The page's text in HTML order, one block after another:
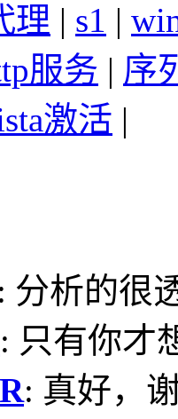
理 | s1 |
服务 | 序
激活 |
: 分析的很
: 只有你才
: 真好，